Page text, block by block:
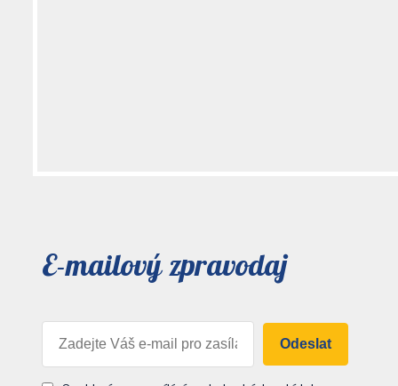
E-mailový zpravodaj
Odeslat